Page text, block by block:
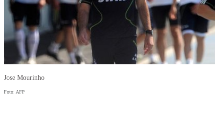
Jose Mourinho
Foto: AFP